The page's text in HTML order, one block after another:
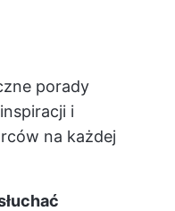
porady
i
na każdej